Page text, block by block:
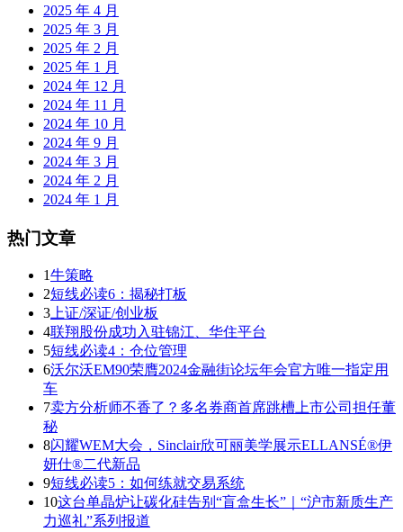
2025 年 4 月
2025 年 3 月
2025 年 2 月
2025 年 1 月
2024 年 12 月
2024 年 11 月
2024 年 10 月
2024 年 9 月
2024 年 3 月
2024 年 2 月
2024 年 1 月
热门文章
1牛策略
2短线必读6：揭秘打板
3 上证/深证/创业板
4联翔股份成功入驻锦江、华住平台
5短线必读4：仓位管理
6沃尔沃EM90荣膺2024金融街论坛年会官方唯一指定用
车
7卖方分析师不香了？多名券商首席跳槽上市公司担任董
秘
8闪耀WEM大会，Sinclair欣可丽美学展示ELLANSÉ®伊
妍仕®二代新品
9短线必读5：如何练就交易系统
10这台单晶炉让碳化硅告别“盲盒生长”｜“沪市新质生产
力巡礼”系列报道